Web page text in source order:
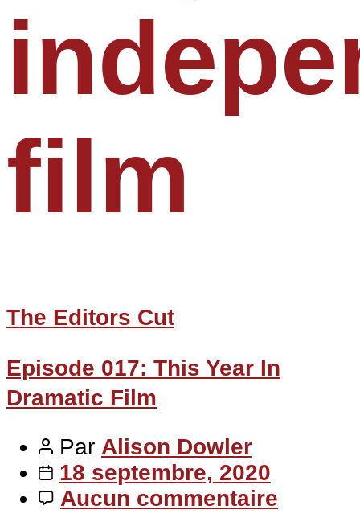
film
The Editors Cut
Episode 017: This Year In
Dramatic Film
Par Alison Dowler
18 septembre, 2020
Aucun commentaire